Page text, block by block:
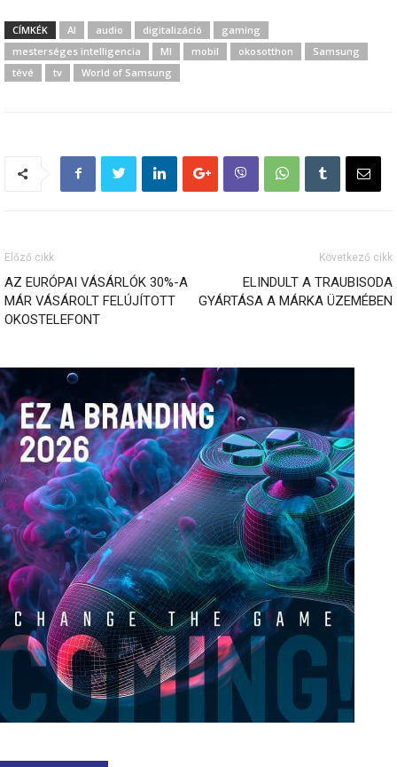
CÍMKÉK AI audio digitalizáció
gaming
mesterséges intelligencia
MI mobil okosotthon
Samsung
tévé
tv World of Samsung
Előző cikk
AZ EURÓPAI VÁSÁRLÓK 30%-A
MÁR VÁSÁROLT FELÚJÍTOTT
OKOSTELEFONT
Következő cikk
ELINDULT A TRAUBISODA
GYÁRTÁSA A MÁRKA ÜZEMÉBEN